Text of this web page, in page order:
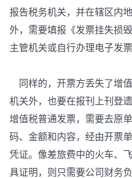
报告税务机关，并在辖区内
外，需要填报《发票挂失损
主管机关或自行办理电子发
同样的，开票方丢失了增
机关外，也要在报刊上刊登
增值税普通发票，需要去原
码、金额和内容，经由开票
凭证。像差旅费中的火车、
具证明，则只需要公司财务